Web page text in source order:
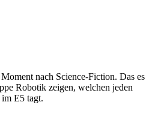
nach Science-Fiction. Das es
Robotik zeigen, welchen jeden
E5 tagt.